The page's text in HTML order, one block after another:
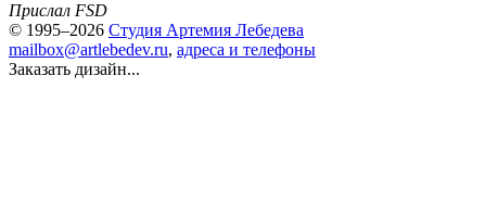
Прислал FSD
© 1995–2026 Студия Артемия Лебедева
mailbox@artlebedev.ru, адреса и телефоны
Заказать дизайн...